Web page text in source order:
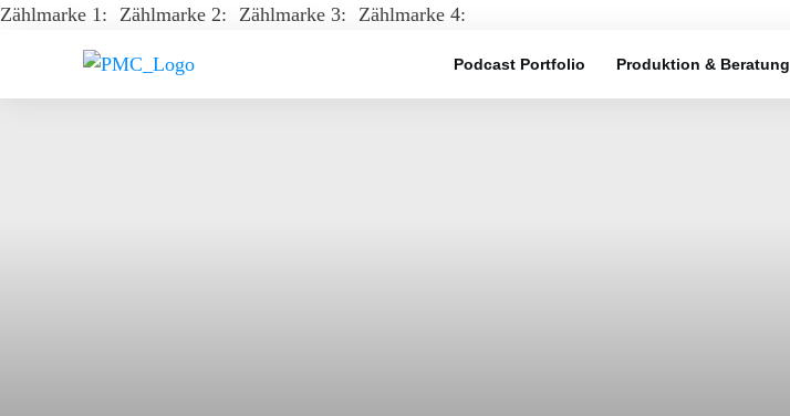
Zählmarke 1: Zählmarke 2: Zählmarke 3: Zählmarke 4:
Podcast Portfolio Produktion & Beratung